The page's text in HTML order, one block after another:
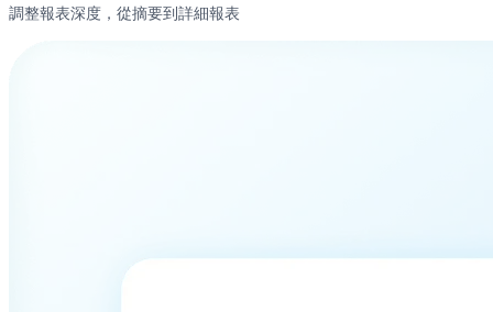
調整報表深度，從摘要到詳細報表